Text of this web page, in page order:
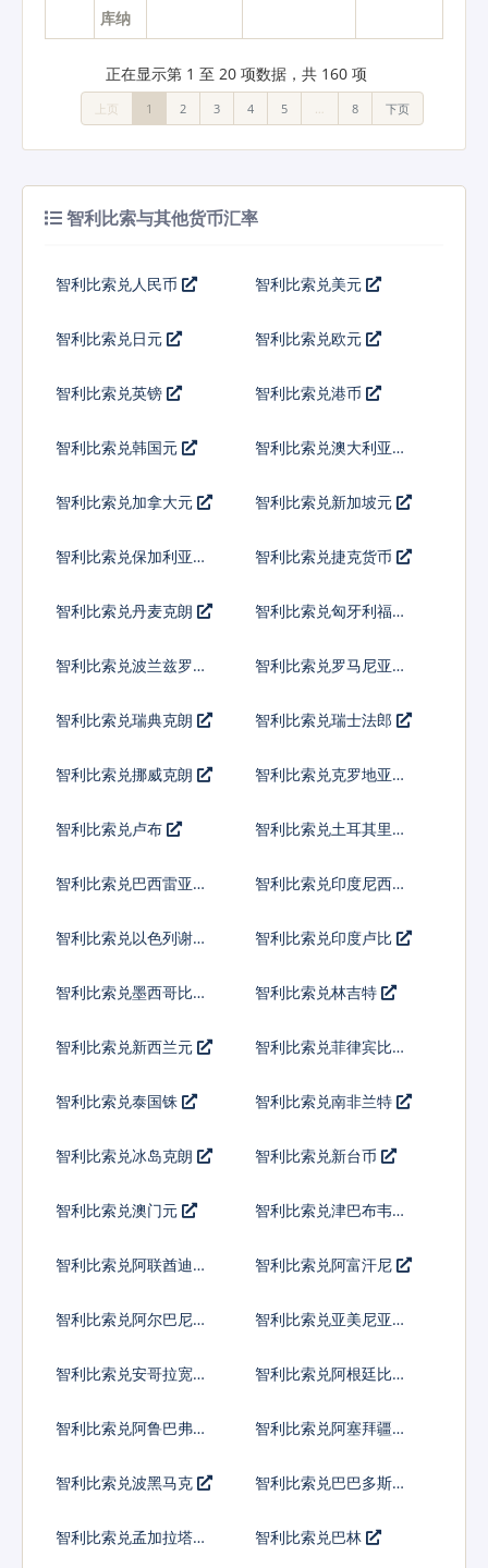
库纳
正在显示第 1 至 20 项数据，共 160 项
上页 1 2 3 4 5 … 8 下页
智利比索与其他货币汇率
智利比索兑人民币 智利比索兑美元
智利比索兑日元 智利比索兑欧元
智利比索兑英镑 智利比索兑港币
智利比索兑韩国元 智利比索兑澳大利亚元
智利比索兑加拿大元 智利比索兑新加坡元
智利比索兑保加利亚列
智利比索兑捷克货币
智利比索兑丹麦克朗 智利比索兑匈牙利福林
智利比索兑波兰兹罗提
智利比索兑罗马尼亚新
智利比索兑瑞典克朗 智利比索兑瑞士法郎
智利比索兑挪威克朗
智利比索兑克罗地亚库
智利比索兑卢布 智利比索兑土耳其里拉
智利比索兑巴西雷亚尔
智利比索兑印度尼西亚
智利比索兑以色列谢克
智利比索兑印度卢比
智利比索兑墨西哥比索 智利比索兑林吉特
智利比索兑新西兰元 智利比索兑菲律宾比索
智利比索兑泰国铢 智利比索兑南非兰特
智利比索兑冰岛克朗 智利比索兑新台币
智利比索兑澳门元 智利比索兑津巴布韦币
智利比索兑阿联酋迪拉
智利比索兑阿富汗尼
智利比索兑阿尔巴尼亚
智利比索兑亚美尼亚德
智利比索兑安哥拉宽扎 智利比索兑阿根廷比索
智利比索兑阿鲁巴弗罗
智利比索兑阿塞拜疆马
智利比索兑波黑马克 智利比索兑巴巴多斯元
智利比索兑孟加拉塔卡 智利比索兑巴林